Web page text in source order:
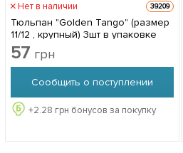
Нет в наличии 39209
Тюльпан "Golden Tango" (размер
11/12 , крупный) 3шт в упаковке
57 грн
Сообщить о поступлении
+2.28 грн бонусов за покупку